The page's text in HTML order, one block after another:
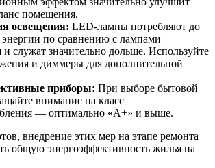
помещения.
освещения: LED-лампы потребляют до
по сравнению с лампами
и служат значительно дольше. Используйте
и диммеры для дополнительной
приборы: При выборе бытовой
внимание на класс
— оптимально «А+» и выше.
внедрение этих мер на этапе ремонта
общую энергоэффективность жилья на